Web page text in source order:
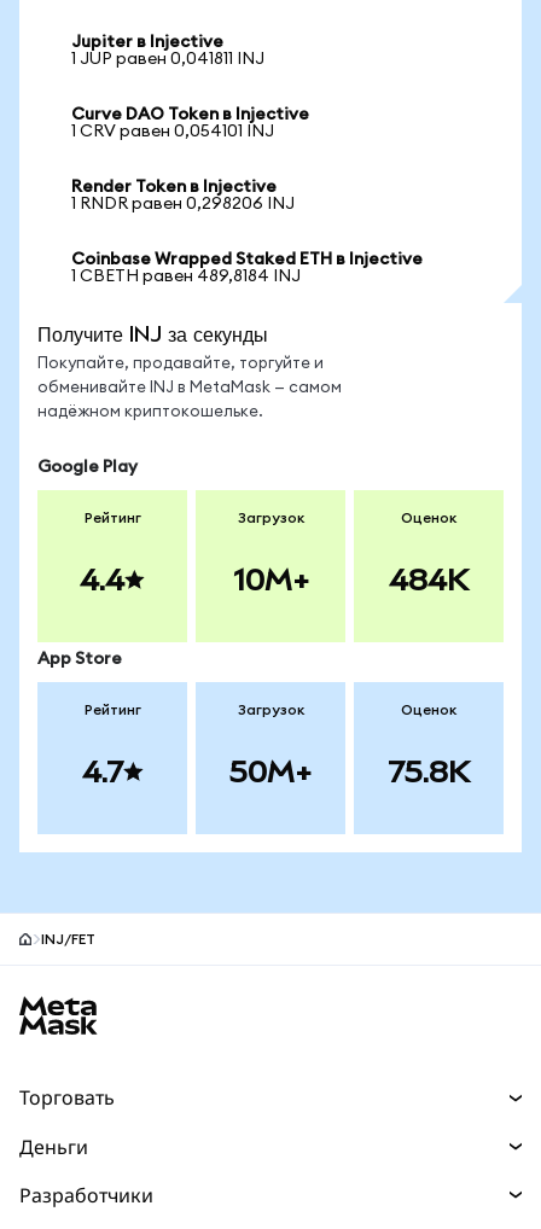
Jupiter в Injective
1 JUP равен 0,041811 INJ
Curve DAO Token в Injective
1 CRV равен 0,054101 INJ
Render Token в Injective
1 RNDR равен 0,298206 INJ
Coinbase Wrapped Staked ETH в Injective
1 CBETH равен 489,8184 INJ
Получите INJ за секунды
Покупайте, продавайте, торгуйте и
обменивайте INJ в MetaMask — самом
надёжном криптокошельке.
Google Play
Рейтинг
4.4
Загрузок
10M+
Оценок
484K
App Store
Рейтинг
4.7
Загрузок
50M+
Оценок
75.8K
INJ/FET
Торговать
Прогнозы
Деньги
Разработчики